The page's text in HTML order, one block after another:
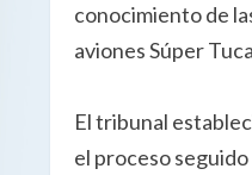
conocimiento de
aviones Súper
El tribunal
el proceso